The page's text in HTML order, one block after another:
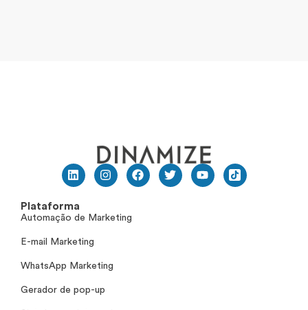
Plataforma
Automação de Marketing
E-mail Marketing
WhatsApp Marketing
Gerador de pop-up